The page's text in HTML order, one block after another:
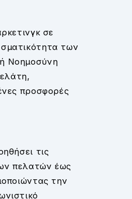
σε
των
Νοημοσύνη
προσφορές
τις
πελατών έως
την